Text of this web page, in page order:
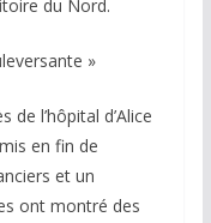
du Nord.
»
l’hôpital d’Alice
en fin de
et un
ont montré des